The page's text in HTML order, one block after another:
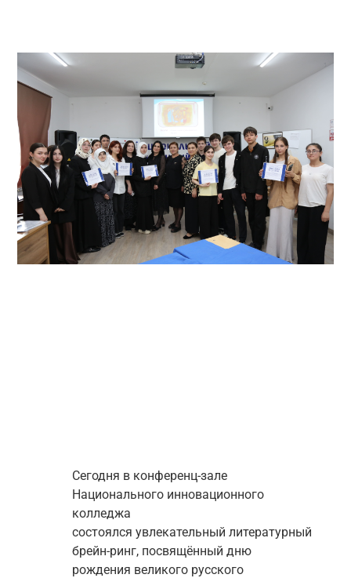
Сегодня в конференц-зале
Национального инновационного
колледжа
состоялся увлекательный литературный
брейн-ринг, посвящённый дню
рождения великого русского